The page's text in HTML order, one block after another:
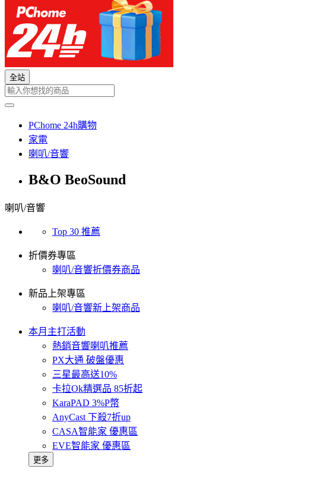
全站
PChome 24h購物
家電
喇叭/音響
B&O BeoSound
喇叭/音響
Top 30 推薦
折價券專區
喇叭/音響折價券商品
新品上架專區
喇叭/音響新上架商品
本月主打活動
熱銷音響喇叭推薦
PX大通 破盤優惠
三星最高送10%
卡拉Ok精選品 85折起
KaraPAD 3%P幣
AnyCast 下殺7折up
CASA智能家 優惠區
EVE智能家 優惠區
更多